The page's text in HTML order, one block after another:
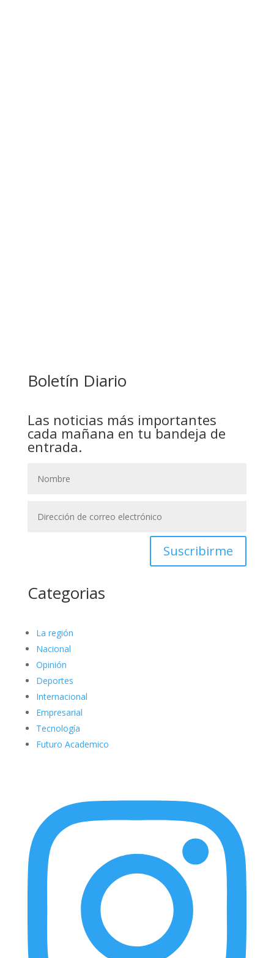
Boletín Diario
Las noticias más importantes
cada mañana en tu bandeja de
entrada.
Suscribirme
Categorias
La región
Nacional
Opinión
Deportes
Internacional
Empresarial
Tecnología
Futuro Academico